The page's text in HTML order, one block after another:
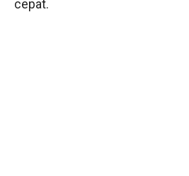
cepat.